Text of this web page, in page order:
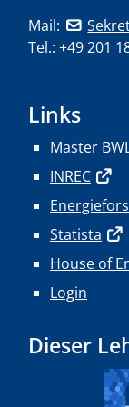
Mail:
Tel.: +49 201
Links
Master
INREC
Statista
House of
Login
Dieser